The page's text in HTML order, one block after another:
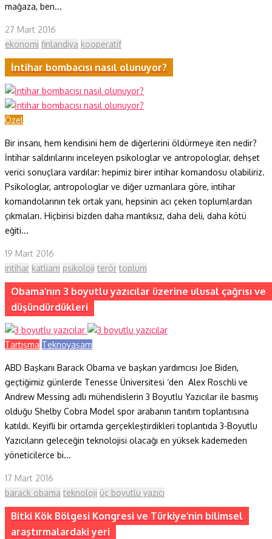
mağaza, ben...
27 Mart 2016
ekonomi finlandiya kooperatif
İntihar bombacısı nasıl olunuyor?
Özel
Bir insanı, hem kendisini hem de diğerlerini öldürmeye iten nedir?
İntihar saldırılarını inceleyen psikologlar ve antropologlar, dehşet
verici sonuçlara vardılar: hepimiz birer intihar komandosu olabiliriz.
Psikologlar, antropologlar ve diğer uzmanlara göre, intihar
komandolarının tek ortak yanı, hepsinin acı çeken toplumlardan
çıkmaları. Hiçbirisi bizden daha mantıksız, daha deli, daha kötü
eğiti...
19 Mart 2016
intihar katliam psikoloji terör toplum
Obama’nın 3 boyutlu yazıcılar üzerine ulusal çağrısı ve
düşündürdükleri
Tartışma Teknoyaşam
ABD Başkanı Barack Obama ve başkan yardımcısı Joe Biden,
geçtiğimiz günlerde Tenesse Üniversitesi ‘den Alex Roschli ve
Andrew Messing adlı mühendislerin 3 Boyutlu Yazıcılar ile basmış
olduğu Shelby Cobra Model spor arabanın tanıtım toplantısına
katıldı. Keyifli bir ortamda gerçekleştirdikleri toplantıda 3-Boyutlu
Yazıcıların geleceğin teknolojisi olacağı en yüksek kademeden
yöneticilerce bi...
17 Mart 2016
barack obama teknoloji üç boyutlu yazıcı
Bitki Kök Bölgesi Kongresi ve Türkiye’nin bilimsel
araştırmalardaki yeri